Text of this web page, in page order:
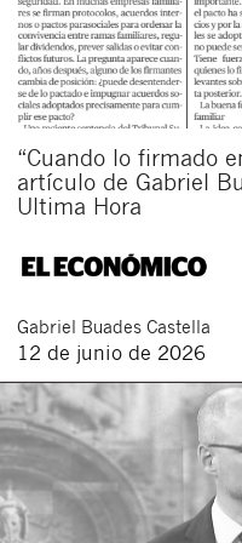
“Cuando lo firmado
artículo de Gabriel
Ultima Hora
Gabriel Buades Castella
12 de junio de 2026